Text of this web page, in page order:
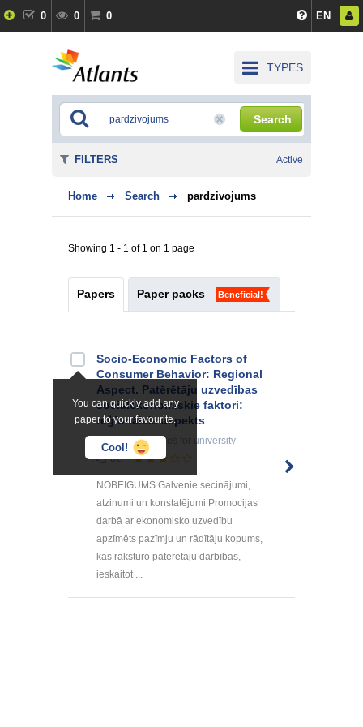
0 0 0 EN
TYPES
Search
Home Search pardzivojums
Showing 1 - 1 of 1 on 1 page
Papers Paper packs Beneficial!
You can quickly add any
paper to your favourite.
Cool!
Socio-Economic Factors of
Consumer Behavior: Regional
Aspect. Patērētāju uzvedības
sociālekonomiskie faktori:
reģionālais aspekts
Summaries, Notes
for university
82
NOBEIGUMS Galvenie secinājumi,
atzinumi un konstatējumi Promocijas
darbā ar ekonomisko uzvedību
apzīmēts pazīmju un rādītāju kopums,
kas raksturo patērētāju darbības,
ieskaitot ...
FILTERS Active